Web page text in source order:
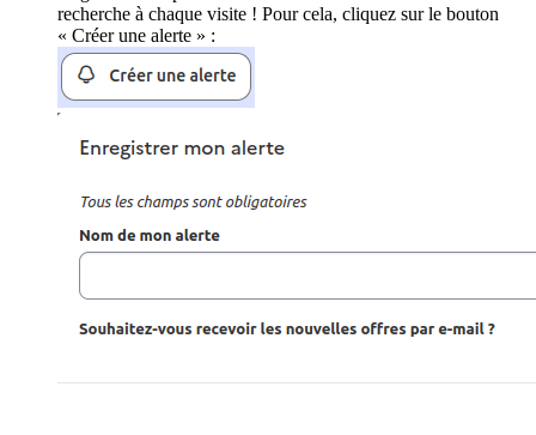
recherche à chaque visite ! Pour cela, cliquez sur le bouton
« Créer une alerte » :